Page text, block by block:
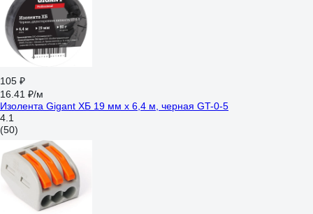
105 ₽
16.41 ₽/м
Изолента Gigant ХБ 19 мм х 6,4 м, черная GT-0-5
4.1
(50)